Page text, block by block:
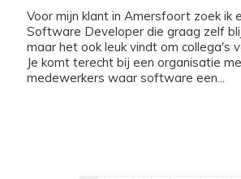
Voor mijn klant in Amersfoort zoek ik
Software Developer die graag zelf
maar het ook leuk vindt om collega's
Je komt terecht bij een organisatie
medewerkers waar software een...